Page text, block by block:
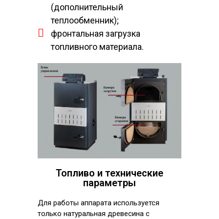
(дополнительный
теплообменник);
фронтальная загрузка
топливного материала.
Топливо и технические
параметры
Для работы аппарата используется
только натуральная древесина с